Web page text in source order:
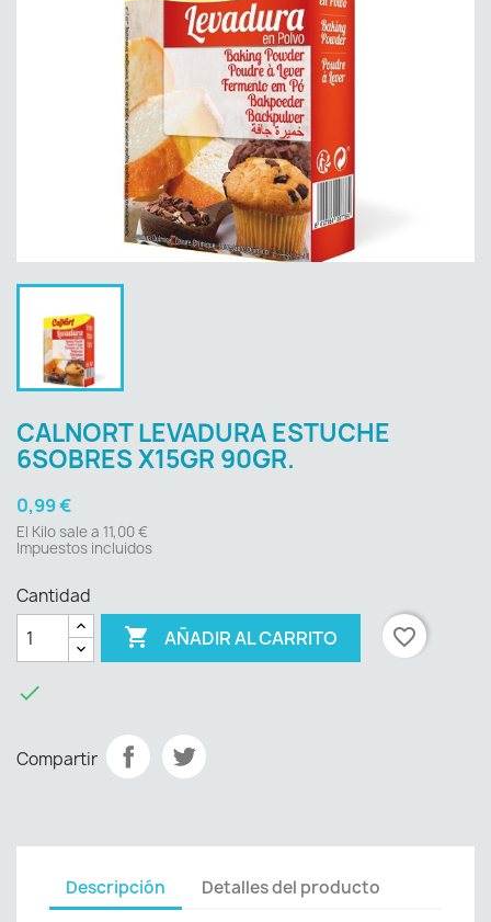
CALNORT LEVADURA ESTUCHE
6SOBRES X15GR 90GR.
0,99 €
El Kilo sale a 11,00 €
Impuestos incluidos
Cantidad
 AÑADIR AL CARRITO favorite_border

Compartir
Descripción Detalles del producto